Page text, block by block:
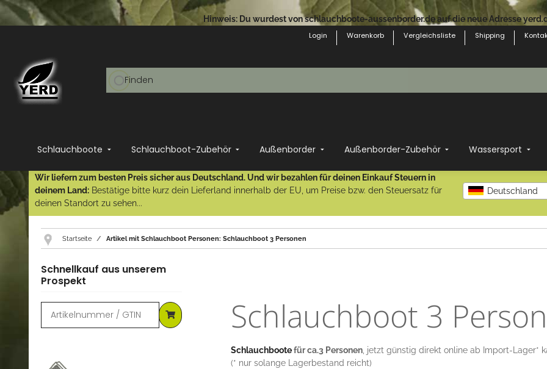
Hinweis: Du wurdest von schlauchboote-aussenborder.de auf die neue Adresse
Login
Warenkorb Vergleichsliste Shipping
Schlauchboote Schlauchboot-Zubehör Außenborder Außenborder-Zubehör Wassersport
Wir liefern zum besten Preis sicher aus Deutschland. Und wir bezahlen für deinen Einkauf Steuern in
deinem Land: Bestätige bitte kurz dein Lieferland innerhalb der EU, um Preise bzw. den Steuersatz für
deinen Standort zu sehen...
Deutschland
Startseite Artikel mit Schlauchboot Personen: Schlauchboot 3 Personen
Schlauchboot 3
Schlauchbootefür ca.3 Personen, jetzt günstig direkt online ab Import-Lager*
(* nur solange Lagerbestand reicht)
Schnellkauf aus unserem
Prospekt